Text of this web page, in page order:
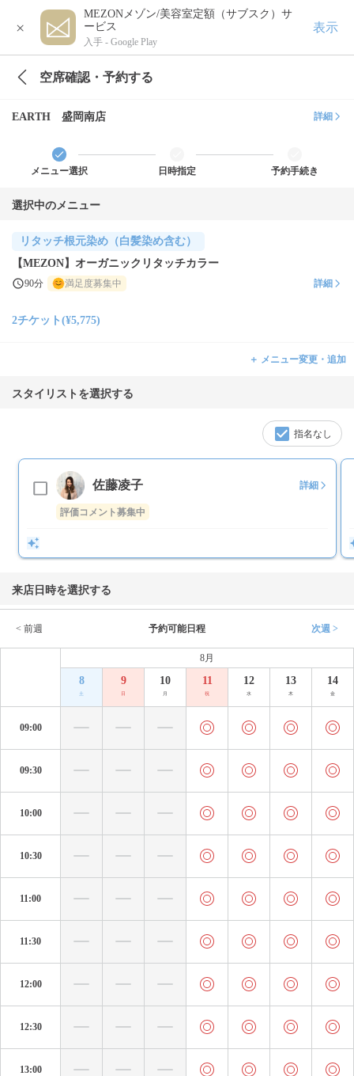
×
MEZONメゾン/美容室定額（サブスク）サ
ービス
入手 - Google Play
表示
空席確認・予約する
EARTH 盛岡南店 詳細
メニュー選択 日時指定 予約手続き
選択中のメニュー
リタッチ根元染め（白髪染め含む）
【MEZON】オーガニックリタッチカラー
90分 満足度募集中 詳細
2チケット(¥5,775)
＋ メニュー変更・追加
スタイリストを選択する
指名なし
佐藤凌子 詳細
評価コメント募集中
来店日時を選択する
< 前週 予約可能日程 次週 >
8月
8
土
9
日
10
月
11
祝
12
水
13
木
14
金
09:00
09:30
10:00
10:30
11:00
11:30
12:00
12:30
13:00